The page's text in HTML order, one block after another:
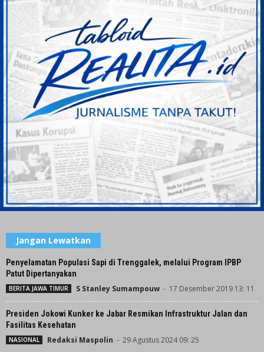
Jangan Lewatkan
Penyelamatan Populasi Sapi di Trenggalek, melalui Program IPBP
Patut Dipertanyakan
BERITA JAWA TIMUR S Stanley Sumampouw - 17 Desember 2019 13: 11
Presiden Jokowi Kunker ke Jabar Resmikan Infrastruktur Jalan dan
Fasilitas Kesehatan
NASIONAL Redaksi Maspolin - 29 Agustus 2024 09: 25